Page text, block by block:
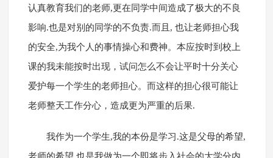
认真教育我们的老师,更在同学中间造成了极大的不良
影响.也是对别的同学的不负责.而且, 也让老师担心我
的安全,为我个人的事情操心和费神。本应按时到校上
课的我未能按时出现，试问怎么不会让平时十分关心
爱护每一个学生的老师担心。而这样的担心很可能让
老师整天工作分心，造成更为严重的后果.
我作为一个学生,我的本份是学习.这是父母的希望,